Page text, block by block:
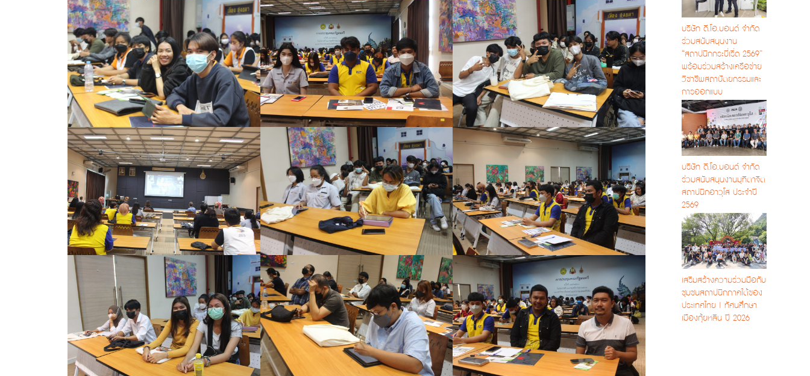
บริษัท ดี.โอ.บอนด์ จำกัด
ร่วมสนับสนุนงาน
“สถาปนิกกระบี่เริ่ด 2569”
พร้อมร่วมสร้างเครือข่าย
วิชาชีพสถาปัตยกรรมและ
การออกแบบ
บริษัท ดี.โอ.บอนด์ จำกัด
ร่วมสนับสนุนงานมุทิตาจิต
สถาปนิกอาวุโส ประจำปี
2569
เสริมสร้างความร่วมมือกับ
ชุมชนสถาปนิกภาคใต้ของ
ประเทศไทย | ทัศนศึกษา
เมืองกุ้ยหลิน ปี 2026